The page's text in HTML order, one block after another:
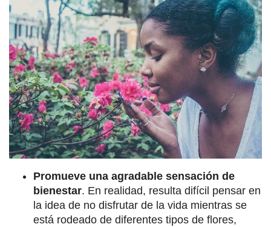
Promueve una agradable sensación de
bienestar. En realidad, resulta difícil pensar en
la idea de no disfrutar de la vida mientras se
está rodeado de diferentes tipos de flores,